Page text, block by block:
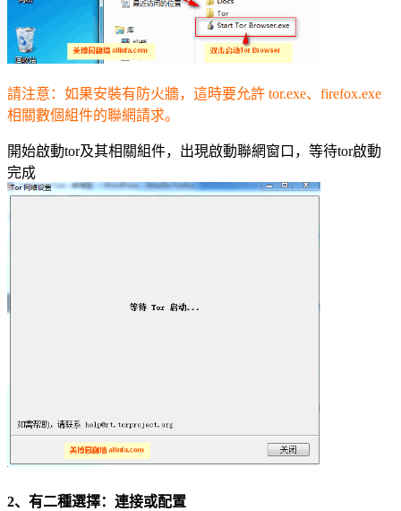
請注意：如果安裝有防火牆，這時要允許 tor.exe、firefox.exe
相關數個組件的聯網請求。
開始啟動tor及其相關組件，出現啟動聯網窗口，等待tor啟動
完成
2、有二種選擇：連接或配置